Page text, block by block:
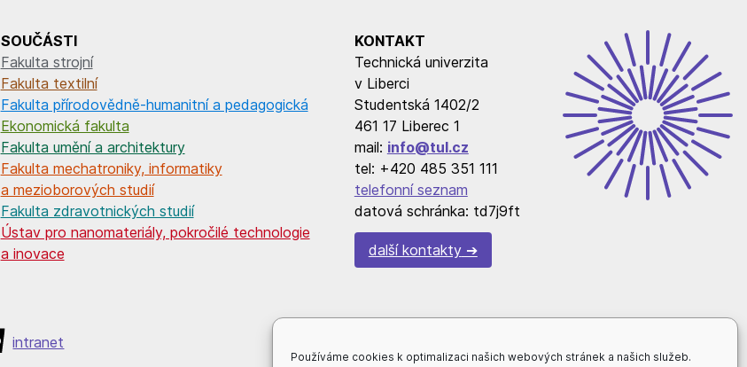
Používáme cookies k optimalizaci našich webových stránek a našich služeb.
SOUČÁSTI
Fakulta strojní
Fakulta textilní
Fakulta přírodovědně-humanitní a pedagogická
Ekonomická fakulta
Fakulta umění a architektury
Fakulta mechatroniky, informatiky
a mezioborových studií
Fakulta zdravotnických studií
Ústav pro nanomateriály, pokročilé technologie
a inovace
KONTAKT
Technická univerzita
v Liberci
Studentská 1402/2
461 17 Liberec 1
mail: info@tul.cz
tel: +420 485 351 111
telefonní seznam
datová schránka: td7j9ft
další kontakty
intranet